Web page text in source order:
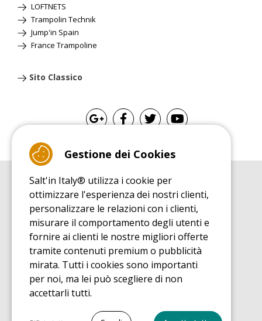
LOFTNETS
Trampolin Technik
Jump'in Spain
France Trampoline
Sito Classico
GUIDA ALL'ACQUISTO
Guida all'acquisito tappeti elastici
GUIDA ALL'INSTALLAZIONE
Guida al montaggio tappeto elastico da giardino
GUIDA DI MANUTENZIONE
Guida alla manutenzione del vostro tappeto elastico
SCOPRI
Guida all'utilizzo tappeto elastico da giardino
GUIDA ALL'ACQUISTO
Gestione dei Cookies
Salt'in Italy® utilizza i cookie per
ottimizzare l'esperienza dei nostri clienti,
personalizzare le relazioni con i clienti,
misurare il comportamento degli utenti e
fornire ai clienti le nostre migliori offerte
tramite contenuti premium o pubblicità
mirata. Tutti i cookies sono importanti
per noi, ma lei può scegliere di non
accettarli tutti.
Seleziona tutto